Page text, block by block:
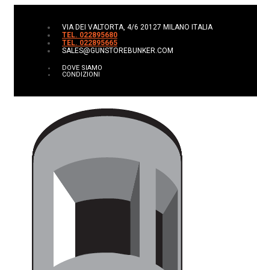
VIA DEI VALTORTA, 4/6 20127 MILANO ITALIA
TEL. 022895680
TEL. 022895665
SALES@GUNSTOREBUNKER.COM
DOVE SIAMO
CONDIZIONI